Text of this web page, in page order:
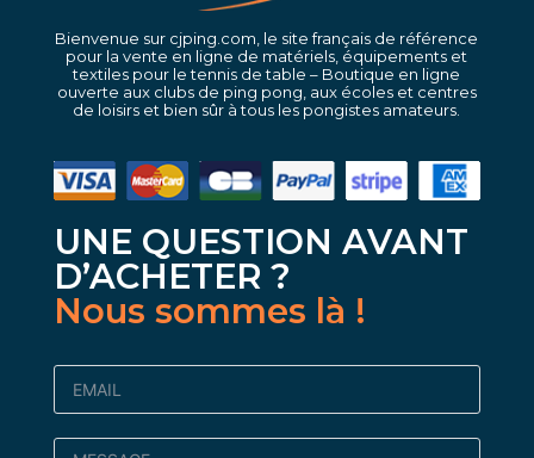
Bienvenue sur cjping.com, le site français de référence
pour la vente en ligne de matériels, équipements et
textiles pour le tennis de table – Boutique en ligne
ouverte aux clubs de ping pong, aux écoles et centres
de loisirs et bien sûr à tous les pongistes amateurs.
UNE QUESTION AVANT
D’ACHETER ?
Nous sommes là !